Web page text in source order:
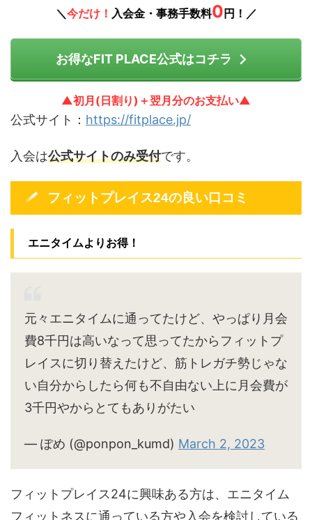
＼今だけ！ 入会金・事務手数料0 円！／
お得なFIT PLACE公式はコチラ
▲初月(日割り)＋翌月分のお支払い▲
公式サイト： https://fitplace.jp/
入会は公式サイトのみ受付です。
フィットプレイス24の良い口コミ
エニタイムよりお得！
元々エニタイムに通ってたけど、やっぱり月会
費8千円は高いなって思ってたからフィットプ
レイスに切り替えたけど、筋トレガチ勢じゃな
い自分からしたら何も不自由ない上に月会費が
3千円やからとてもありがたい
— ぽめ (@ponpon_kumd) March 2, 2023
フィットプレイス24に興味ある方は、エニタイム
フィットネスに通っている方や入会を検討している